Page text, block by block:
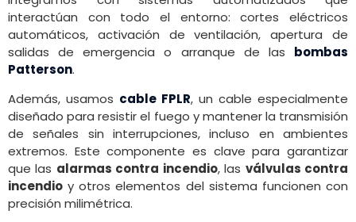
interactúan con todo el entorno: cortes eléctricos
automáticos, activación de ventilación, apertura de
salidas de emergencia o arranque de las bombas
Patterson.
Además, usamos cable FPLR, un cable especialmente
diseñado para resistir el fuego y mantener la transmisión
de señales sin interrupciones, incluso en ambientes
extremos. Este componente es clave para garantizar
que las alarmas contra incendio, las válvulas contra
incendio y otros elementos del sistema funcionen con
precisión milimétrica.